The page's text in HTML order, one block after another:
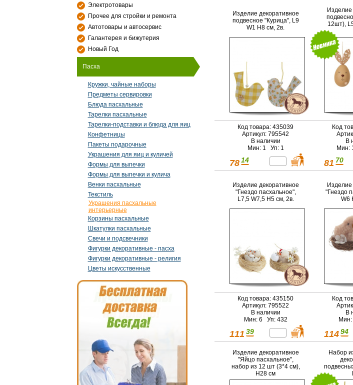
Электротовары
Прочее для стройки и ремонта
Автотовары и автосервис
Галантерея и бижутерия
Новый Год
Пасха
Кружки, чайные наборы
Предметы сервировки
Блюда пасхальные
Тарелки пасхальные
Тарелки-подставки и блюда для яиц
Конфетницы
Пакеты подарочные
Украшения для яиц и куличей
Формы для выпечки
Формы для выпечки и кулича
Венки пасхальные
Текстиль
Украшения пасхальные
интерьерные
Корзины пасхальные
Шкатулки пасхальные
Свечи и подсвечники
Фигурки декоративные - пасха
Фигурки декоративные - религия
Цветы искусственные
Изделие декоративное
подвесное "Курица", L9
W1 H8 см, 2в.
Код товара: 435039
Артикул: 795542
В наличии
Мин: 1 Уп: 1
78 14
Изделие
12шт),
Код
В
Мин:
81 70
Изделие декоративное
"Гнездо пасхальное",
L7,5 W7,5 H5 см, 2в.
Код товара: 435150
Артикул: 795522
В наличии
Мин: 6 Уп: 432
111 39
Изделие
"Гнездо
W6
Код
В
114 94
Изделие декоративное
"Яйцо пасхальное",
набор из 12 шт (3*4 см),
H28 см
Набор